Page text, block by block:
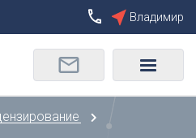
Сбросить
О
Орел
Владимир